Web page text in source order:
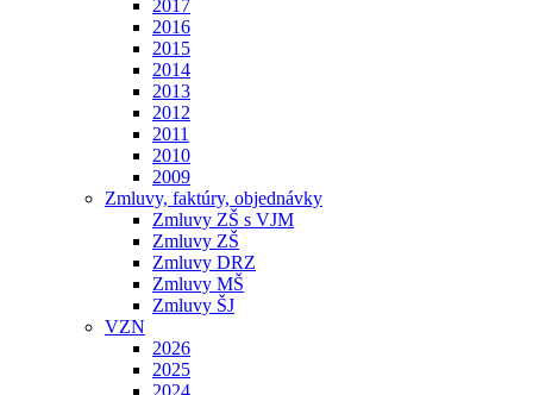
2017
2016
2015
2014
2013
2012
2011
2010
2009
Zmluvy, faktúry, objednávky
Zmluvy ZŠ s VJM
Zmluvy ZŠ
Zmluvy DRZ
Zmluvy MŠ
Zmluvy ŠJ
VZN
2026
2025
2024